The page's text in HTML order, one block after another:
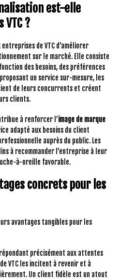
est-elle
?
de VTC d’améliorer
sur le marché. Elle consiste
des besoins, des préférences
un service sur-mesure, les
de leurs concurrents et créent
clients.
à renforcer l’image de marque
adapté aux besoins du client
auprès du public. Les
à recommander l’entreprise à leur
à-oreille favorable.
concrets pour les
avantages tangibles pour les
précisément aux attentes
VTC les incitent à revenir et à
Un client fidèle est un atout